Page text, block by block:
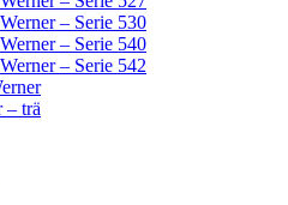
Werner – Serie 530
Werner – Serie 540
Werner – Serie 542
– trä